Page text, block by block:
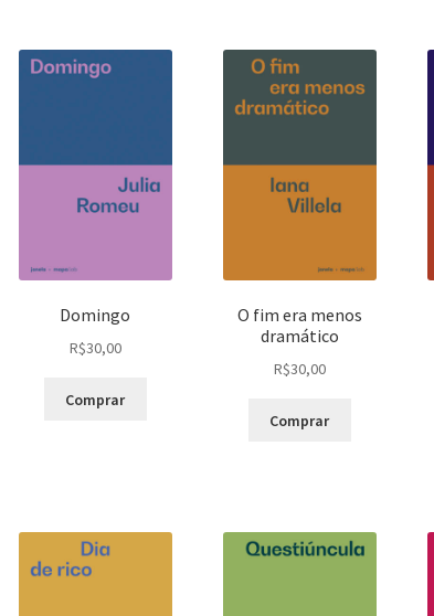
Domingo
R$30,00
Comprar
O fim era menos
dramático
R$30,00
Comprar